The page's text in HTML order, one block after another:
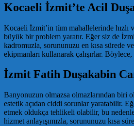
Kocaeli İzmit’te Acil
Kocaeli İzmit’in tüm mahallelerinde hızlı
büyük bir problem yaratır. Eğer siz de
kadromuzla, sorununuzu en kısa sürede
ekipmanları kullanarak çalışırlar.
İzmit Fatih Duşakabin
Banyonuzun olmazsa olmazlarından biri
estetik açıdan ciddi sorunlar yaratabilir.
etmek oldukça tehlikeli olabilir, bu
hizmet anlayışımızla, sorununuzu kısa